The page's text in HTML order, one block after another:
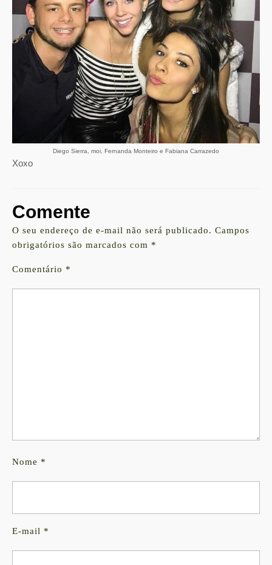
Diego Sierra, moi, Fernanda Monteiro e Fabiana Carrazedo
Xoxo
Comente
O seu endereço de e-mail não será publicado. Campos
obrigatórios são marcados com *
Comentário *
Nome *
E-mail *